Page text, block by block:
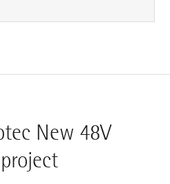
New 48V